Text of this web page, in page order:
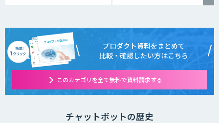
プロダクト資料をまとめて
比較・確認したい方はこちら
このカテゴリを全て無料で資料請求する
チャットボットの歴史